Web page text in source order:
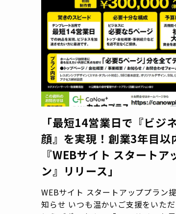
「最短14営業日で『ビジ
顔』を実現！創業3年目以
『WEBサイト スタートア
ン』リリース」
WEBサイト スタートアッププラン
知らせ いつも温かいご支援をいた